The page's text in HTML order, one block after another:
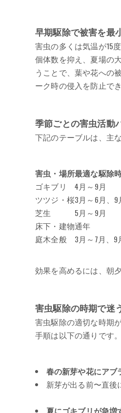
早期駆除で被害を最
害虫の多くは気温が15
個体数を抑え、夏場の
うことで、葉や花への
ーク時の侵入を防止でき
季節ごとの害虫活動
下記のテーブルは、主
害虫・場所最適な駆除
ゴキブリ
4月～9月
ツツジ・桜3月～6月、9
芝生
5月～9月
床下・建物通年
庭木全般
3月～7月、9
効果を高めるには、朝
害虫駆除の時期で迷
害虫駆除の適切な時期
手順は以下の通りです。
春の新芽や花にアブ
新芽が出る前〜直
夏にゴキブリが急増